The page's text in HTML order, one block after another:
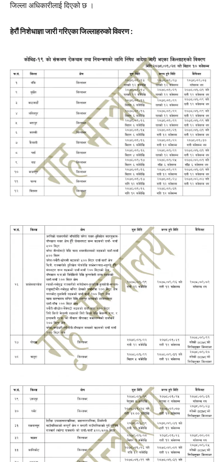
जिल्ला अधिकारीलाई दिएको छ ।
हेरौं निशेधाज्ञा जारी गरिएका जिल्लाहरुको विवरण :